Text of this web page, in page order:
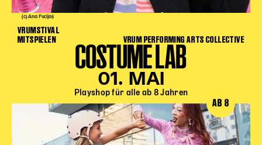
(c) Ana Fucijaš
VRUMSTIVAL
MITSPIELEN
VRUM PERFORMING ARTS COLLECTIVE
COSTUME LAB
01. MAI
Playshop für alle ab 8 Jahren
AB 8